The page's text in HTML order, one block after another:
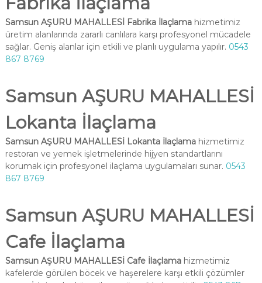
Samsun AŞURU MAHALLESİ Fabrika İlaçlamahizmetimiz
üretim alanlarında zararlı canlılara karşı profesyonel mücadele
sağlar. Geniş alanlar için etkili ve planlı uygulama yapılır. 0543
867 8769
Samsun AŞURU MAHALLESİ
Lokanta İlaçlama
Samsun AŞURU MAHALLESİ Lokanta İlaçlamahizmetimiz
restoran ve yemek işletmelerinde hijyen standartlarını
korumak için profesyonel ilaçlama uygulamaları sunar. 0543
867 8769
Samsun AŞURU MAHALLESİ
Cafe İlaçlama
Samsun AŞURU MAHALLESİ Cafe İlaçlamahizmetimiz
kafelerde görülen böcek ve haşerelere karşı etkili çözümler